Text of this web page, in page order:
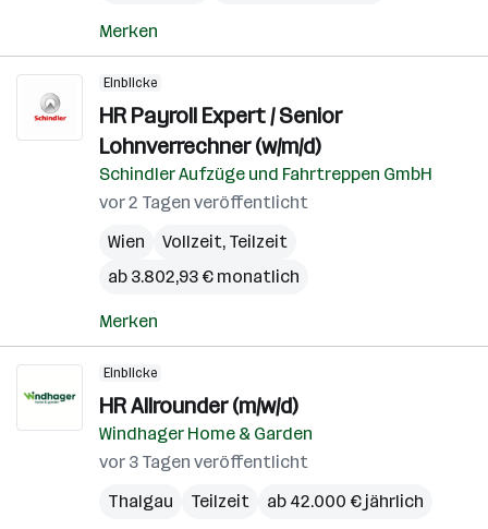
Merken
Einblicke
HR Payroll Expert / Senior
Lohnverrechner (w/m/d)
Schindler Aufzüge und Fahrtreppen GmbH
vor 2 Tagen veröffentlicht
Wien
Vollzeit, Teilzeit
ab 3.802,93 € monatlich
Merken
Einblicke
HR Allrounder (m/w/d)
Windhager Home & Garden
vor 3 Tagen veröffentlicht
Thalgau
Teilzeit ab 42.000 € jährlich